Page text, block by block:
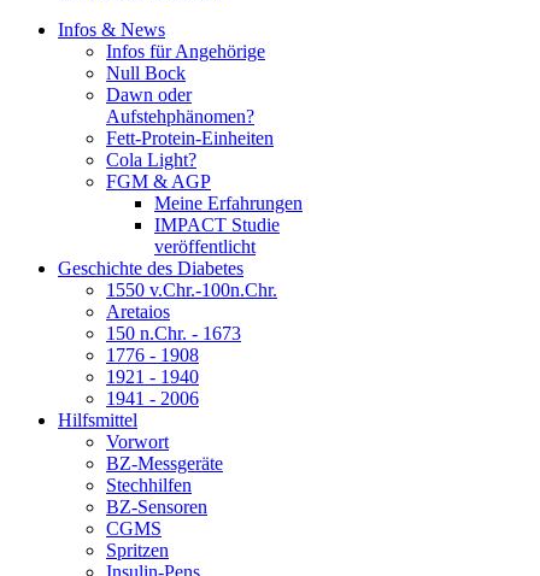
Infos & News
Infos für Angehörige
Null Bock
Dawn oder
Aufstehphänomen?
Fett-Protein-Einheiten
Cola Light?
FGM & AGP
Meine Erfahrungen
IMPACT Studie
veröffentlicht
Geschichte des Diabetes
1550 v.Chr.-100n.Chr.
Aretaios
150 n.Chr. - 1673
1776 - 1908
1921 - 1940
1941 - 2006
Hilfsmittel
Vorwort
BZ-Messgeräte
Stechhilfen
BZ-Sensoren
CGMS
Spritzen
Insulin-Pens